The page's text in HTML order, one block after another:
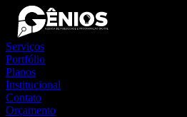
Serviços
Portfólio
Planos
Institucional
Contato
Orçamento